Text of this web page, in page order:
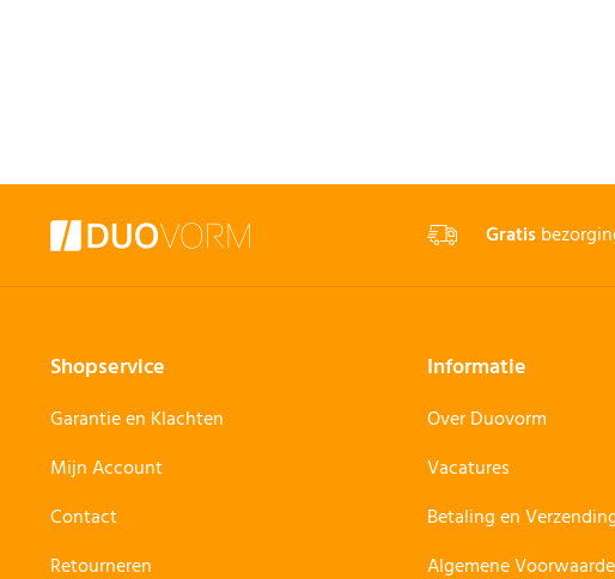
Gratis
Shopservice
Garantie en Klachten
Mijn Account
Contact
Retourneren
Informatie
Over Duovorm
Vacatures
Betaling en
Algemene